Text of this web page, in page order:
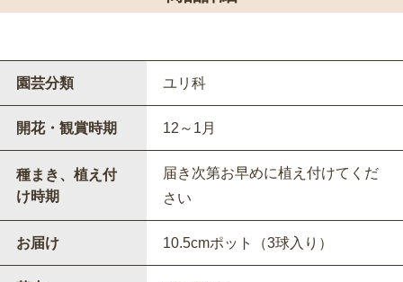
園芸分類 ユリ科
開花・観賞時期 12～1月
種まき、植え付
け時期
届き次第お早めに植え付けてくだ
さい
お届け 10.5cmポット（3球入り）